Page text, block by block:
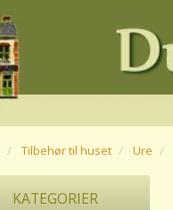
Tilbehør til huset Ure
KATEGORIER